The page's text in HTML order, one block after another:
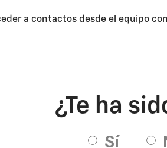
a contactos desde el equipo